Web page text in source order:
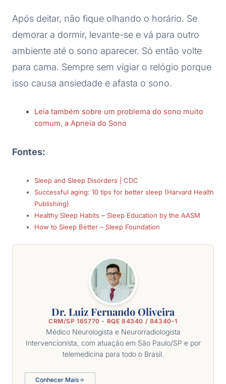
Após deitar, não fique olhando o horário. Se
demorar a dormir, levante-se e vá para outro
ambiente até o sono aparecer. Só então volte
para cama. Sempre sem vigiar o relógio porque
isso causa ansiedade e afasta o sono.
Leia também sobre um problema do sono muito
comum, a Apneia do Sono
Fontes:
Sleep and Sleep Disorders | CDC
Successful aging: 10 tips for better sleep (Harvard Health
Publishing)
Healthy Sleep Habits – Sleep Education by the AASM
How to Sleep Better – Sleep Foundation
Dr. Luiz Fernando Oliveira
CRM/SP 165770 - RQE 84340 / 84340-1
Médico Neurologista e Neurorradiologista
Intervencionista, com atuação em São Paulo/SP e por
telemedicina para todo o Brasil.
Conhecer Mais